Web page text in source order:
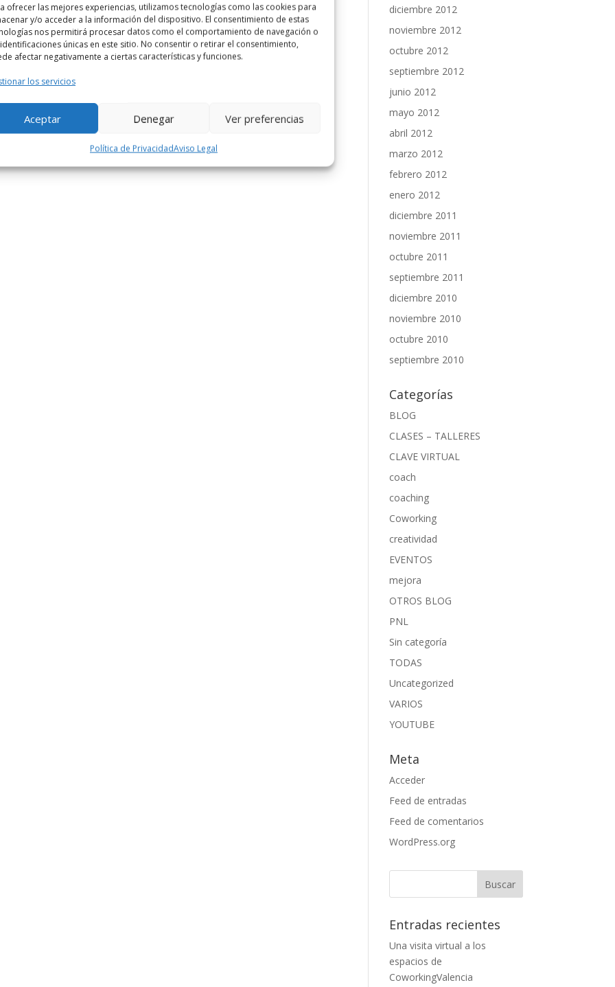
ofrecer las mejores experiencias, utilizamos tecnologías como las cookies para
y/o acceder a la información del dispositivo. El consentimiento de estas
nos permitirá procesar datos como el comportamiento de navegación o
únicas en este sitio. No consentir o retirar el consentimiento,
afectar negativamente a ciertas características y funciones.
los servicios
Aceptar Denegar Ver preferencias
Política de PrivacidadAviso Legal
diciembre 2012
noviembre 2012
octubre 2012
septiembre 2012
junio 2012
mayo 2012
abril 2012
marzo 2012
febrero 2012
enero 2012
diciembre 2011
noviembre 2011
octubre 2011
septiembre 2011
diciembre 2010
noviembre 2010
octubre 2010
septiembre 2010
Categorías
BLOG
CLASES – TALLERES
CLAVE VIRTUAL
coach
coaching
Coworking
creatividad
EVENTOS
mejora
OTROS BLOG
PNL
Sin categoría
TODAS
Uncategorized
VARIOS
YOUTUBE
Meta
Acceder
Feed de entradas
Feed de comentarios
WordPress.org
Entradas recientes
Una visita virtual a los
espacios de
CoworkingValencia